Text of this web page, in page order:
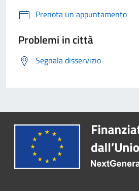
Prenota un appuntamento
Problemi in città
Segnala disservizio